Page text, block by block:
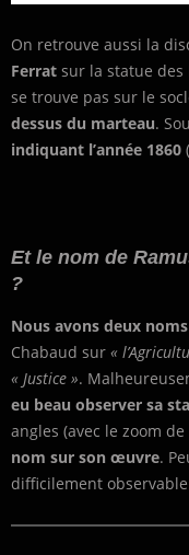
On retrouve aussi la
Ferrat sur la statue des
se trouve pas sur le
dessus du marteau.
indiquant l’année 1860
Et le nom de
?
Nous avons deux noms
Chabaud sur «
« Justice ».
eu beau observer sa
angles (avec le zoom
nom sur son œuvre.
difficilement observable